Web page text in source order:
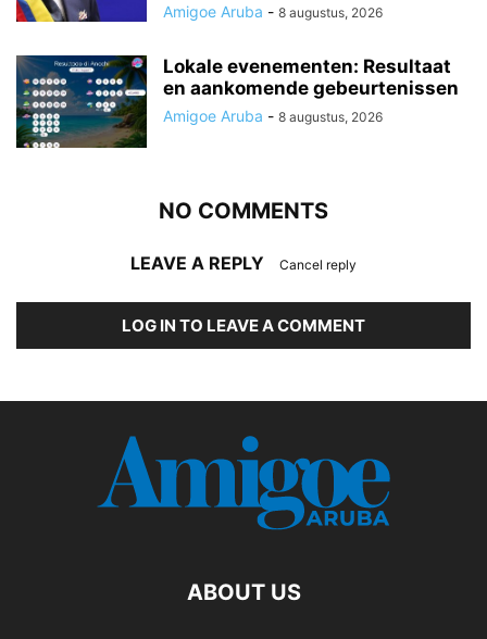
Amigoe Aruba - 8 augustus, 2026
Lokale evenementen: Resultaat
en aankomende gebeurtenissen
Amigoe Aruba - 8 augustus, 2026
NO COMMENTS
LEAVE A REPLY Cancel reply
LOG IN TO LEAVE A COMMENT
ABOUT US